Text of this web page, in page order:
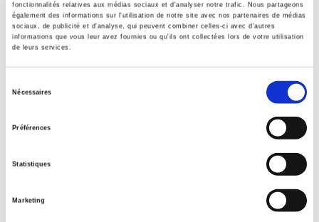
fonctionnalités relatives aux médias sociaux et d'analyser notre trafic. Nous partageons
également des informations sur l'utilisation de notre site avec nos partenaires de médias
sociaux, de publicité et d'analyse, qui peuvent combiner celles-ci avec d'autres
informations que vous leur avez fournies ou qu'ils ont collectées lors de votre utilisation
de leurs services.
Nécessaires
Préférences
Statistiques
Marketing
Vingtième Siècle 89 (2006-1)
et al.